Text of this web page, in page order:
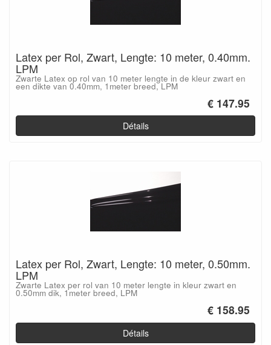
Latex per Rol, Zwart, Lengte: 10 meter, 0.40mm.
LPM
Zwarte Latex op rol van 10 meter lengte in de kleur zwart en
een dikte van 0.40mm, 1meter breed, LPM
€ 147.95
Détails
Latex per Rol, Zwart, Lengte: 10 meter, 0.50mm.
LPM
Zwarte Latex per rol van 10 meter lengte in kleur zwart en
0.50mm dik, 1meter breed, LPM
€ 158.95
Détails